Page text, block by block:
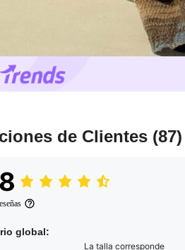
de Clientes (87)
global:
La talla corresponde